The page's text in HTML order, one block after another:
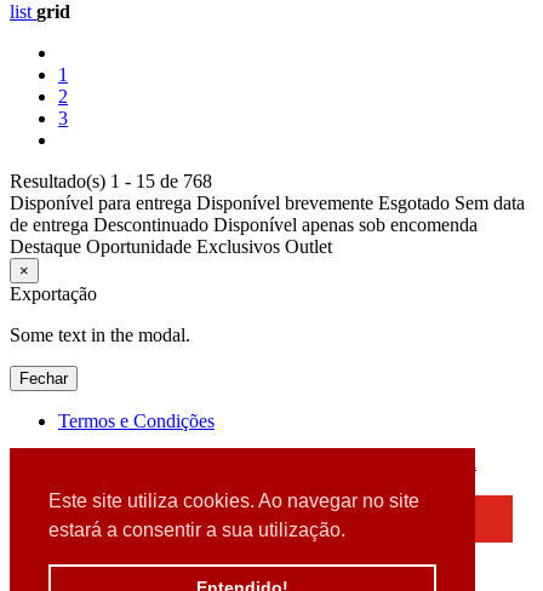
Este site utiliza cookies. Ao navegar no site
estará a consentir a sua utilização.
list grid
1
2
3
Resultado(s) 1 - 15 de 768
Disponível para entrega Disponível brevemente Esgotado Sem data
de entrega Descontinuado Disponível apenas sob encomenda
Destaque Oportunidade Exclusivos Outlet
×
Exportação
Some text in the modal.
Fechar
Termos e Condições
Detectamos que está a usar um browser desatualizado
Por favor, atualize o seu browser